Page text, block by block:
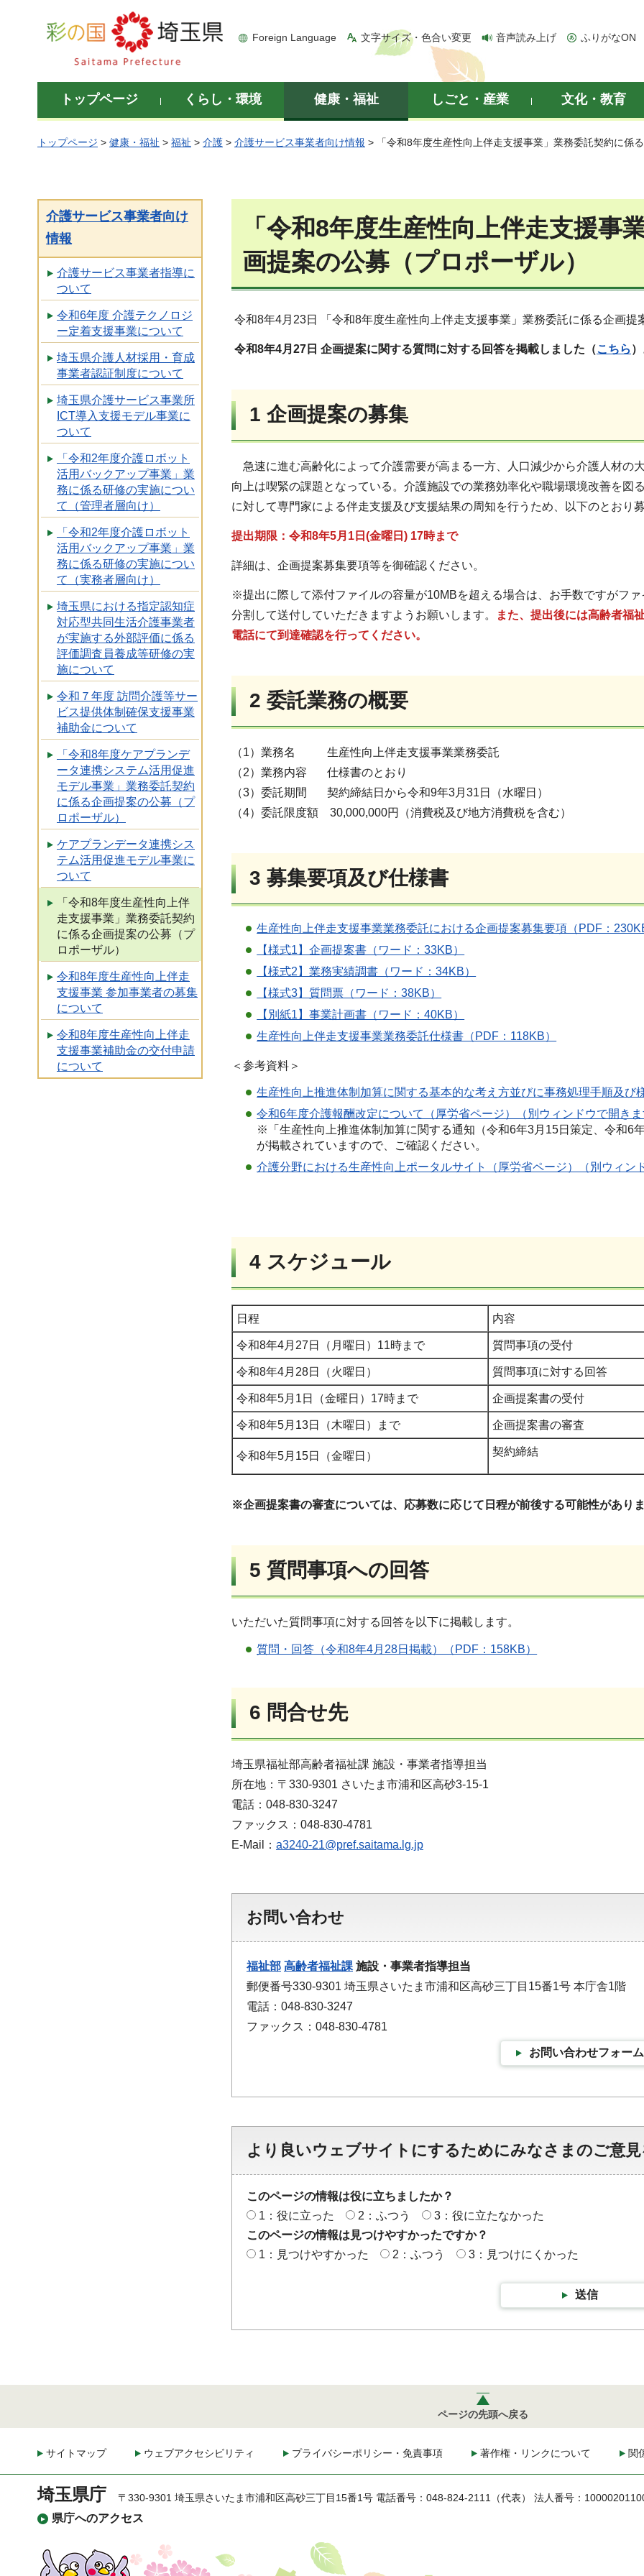
彩の国 埼玉県
Foreign Language 文字サイズ・色合い変更 音声読み上げ ふりがなON
トップページ くらし・環境 健康・福祉 しごと・産業 文化・教育
トップページ > 健康・福祉 > 福祉 > 介護 > 介護サービス事業者向け情報 > 「令和8年度生産性向上伴走支援事業」業務委託契約に係
介護サービス事業者向け
情報
介護サービス事業者指導に
ついて
令和6年度 介護テクノロジ
ー定着支援事業について
埼玉県介護人材採用・育成
事業者認証制度について
埼玉県介護サービス事業所
ICT導入支援モデル事業に
ついて
「令和2年度介護ロボット
活用バックアップ事業」業
務に係る研修の実施につい
て（管理者層向け）
「令和2年度介護ロボット
活用バックアップ事業」業
務に係る研修の実施につい
て（実務者層向け）
埼玉県における指定認知症
対応型共同生活介護事業者
が実施する外部評価に係る
評価調査員養成等研修の実
施について
令和７年度 訪問介護等サー
ビス提供体制確保支援事業
補助金について
「令和8年度ケアプランデ
ータ連携システム活用促進
モデル事業」業務委託契約
に係る企画提案の公募（プ
ロポーザル）
ケアプランデータ連携シス
テム活用促進モデル事業に
ついて
「令和8年度生産性向上伴
走支援事業」業務委託契約
に係る企画提案の公募（プ
ロポーザル）
令和8年度生産性向上伴走
支援事業 参加事業者の募集
について
令和8年度生産性向上伴走
支援事業補助金の交付申請
について
「令和8年度生産性向上伴走支援事
画提案の公募（プロポーザル）
令和8年4月23日 「令和8年度生産性向上伴走支援事業」業務委託に係る企画提
令和8年4月27日 企画提案に関する質問に対する回答を掲載しました（こちら
1 企画提案の募集
急速に進む高齢化によって介護需要が高まる一方、人口減少から介護人材の
向上は喫緊の課題となっている。介護施設での業務効率化や職場環境改善を
に対して専門家による伴走支援及び支援結果の周知を行うため、以下のとおり
提出期限：令和8年5月1日(金曜日) 17時まで
詳細は、企画提案募集要項等を御確認ください。
※提出に際して添付ファイルの容量が10MBを超える場合は、お手数ですがフ
分割して送付していただきますようお願いします。
また、提出後には高齢者福
電話にて到達確認を行ってください。
2 委託業務の概要
（1）業務名 生産性向上伴走支援事業業務委託
（2）業務内容 仕様書のとおり
（3）委託期間 契約締結日から令和9年3月31日（水曜日）
（4）委託限度額 30,000,000円（消費税及び地方消費税を含む）
3 募集要項及び仕様書
生産性向上伴走支援事業業務委託における企画提案募集要項（PDF：
【様式1】企画提案書（ワード：33KB）
【様式2】業務実績調書（ワード：34KB）
【様式3】質問票（ワード：38KB）
【別紙1】事業計画書（ワード：40KB）
生産性向上伴走支援事業業務委託仕様書（PDF：118KB）
＜参考資料＞
生産性向上推進体制加算に関する基本的な考え方並びに事務処理手順及
令和6年度介護報酬改定について（厚労省ページ）（別ウィンドウで開き
※「生産性向上推進体制加算に関する通知（令和6年3月15日策定、令和6
が掲載されていますので、ご確認ください。
介護分野における生産性向上ポータルサイト（厚労省ページ）（別ウィン
4 スケジュール
日程 内容
令和8年4月27日（月曜日）11時まで 質問事項の受付
令和8年4月28日（火曜日） 質問事項に対する回答
令和8年5月1日（金曜日）17時まで 企画提案書の受付
令和8年5月13日（木曜日）まで 企画提案書の審査
令和8年5月15日（金曜日） 契約締結
※企画提案書の審査については、応募数に応じて日程が前後する可能性があり
5 質問事項への回答
いただいた質問事項に対する回答を以下に掲載します。
質問・回答（令和8年4月28日掲載）（PDF：158KB）
6 問合せ先
埼玉県福祉部高齢者福祉課 施設・事業者指導担当
所在地：〒330-9301 さいたま市浦和区高砂3-15-1
電話：048-830-3247
ファックス：048-830-4781
E-Mail： a3240-21@pref.saitama.lg.jp
お問い合わせ
福祉部 高齢者福祉課 施設・事業者指導担当
郵便番号330-9301 埼玉県さいたま市浦和区高砂三丁目15番1号 本庁舎1階
電話：048-830-3247
ファックス：048-830-4781
お問い合わせフォーム
より良いウェブサイトにするためにみなさまのご意
このページの情報は役に立ちましたか？
1：役に立った
2：ふつう
3：役に立たなかった
このページの情報は見つけやすかったですか？
1：見つけやすかった
2：ふつう 3：見つけにくかった
送信
ページの先頭へ戻る
サイトマップ ウェブアクセシビリティ プライバシーポリシー・免責事項 著作権・リンクについて 関
埼玉県庁
県庁へのアクセス
〒330-9301 埼玉県さいたま市浦和区高砂三丁目15番1号 電話番号：048-824-2111（代表） 法人番号：